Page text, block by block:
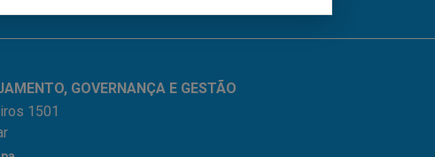
GOVERNANÇA E GESTÃO
1501